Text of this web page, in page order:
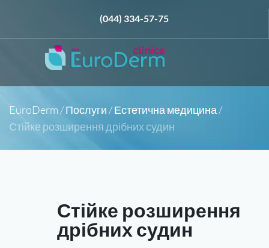
(044) 334-57-75
EuroDerm /Послуги /Естетична медицина /
Стійке розширення дрібних судин
Стійке розширення
дрібних судин